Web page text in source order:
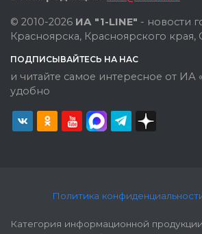
© 2010-2026 ИА "1-LINE" - новости
Красноярска, Красноярского края,
ПОДПИСЫВАЙТЕСЬ НА НАС
и читайте самое интересное от ИА
удобно
Политика
Категория информационной